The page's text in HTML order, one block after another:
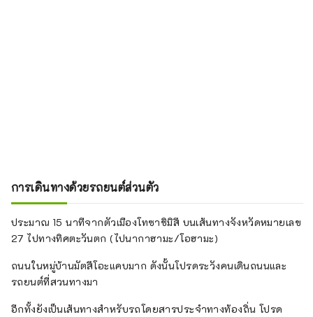
การเดินทางด้วยรถยนต์ส่วนตัว
ประมาณ 15 นาทีจากตัวเมืองโทซาชิมิสึ บนเส้นทางจังหวัดหมายเลข
27 ไปทางทิศตะวันตก (ไปนากาฮามะ/โอฮามะ)
ถนนในหมู่บ้านมัตสึโอะแคบมาก ดังนั้นโปรดระวังคนเดินถนนและ
รถยนต์ที่สวนทางมา
อีกทั้งยังเป็นเส้นทางสำหรับรถโดยสารประจำทางท้องถิ่น โปรด